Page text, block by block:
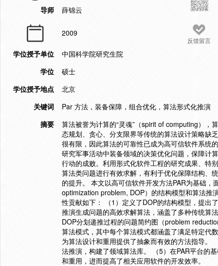
反馈留言
导师
薛锦云
2009
学位授予单位
中国科学院研究生院
学位
硕士
学位授予地点
北京
关键词
Par 方法，装备保障，组合优化，算法形式化推演
摘要
算法被誉为计算的“灵魂”（spirit of computing），
态规划、贪心、分支限界等传统的算法设计策略缺
很有限，因此算法的可靠性已成为高可信软件系统
研究军事活动中装备领域的决策优化问题，保障计
行动的成败。利用形式化软件工程的研究成果、特
算法类问题进行有效求解，有利于优化保障结构、
的提升。 本文以高可信软件开发方法PAR为基础
optimization problem, DOP）的结构模型和算法推
性贡献如下： （1）定义了DOP的结构模型，提出
推演生成问题的高效求解算法，涵盖了多种传统算
DOP分划递推过程的问题简约图（problem
算法模式，其中每个算法模式都涵盖了满足特定代
为算法设计和重用提供了抽象而有效的方法指导。
法推演，构建了领域算法库。 （5）在PAR平台的
和重用，进而提高了相关应用软件的开发效率。